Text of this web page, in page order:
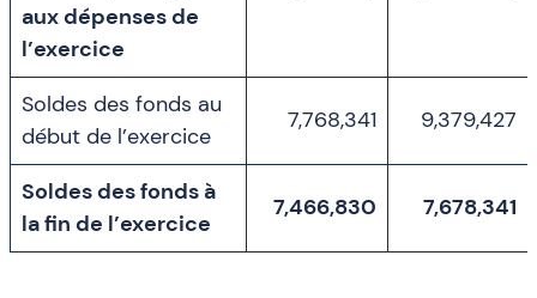
aux dépenses de
l’exercice
Soldes des fonds au
début de l’exercice
7,768,341 9,379,427
Soldes des fonds à
la fin de l’exercice
7,466,830 7,678,341